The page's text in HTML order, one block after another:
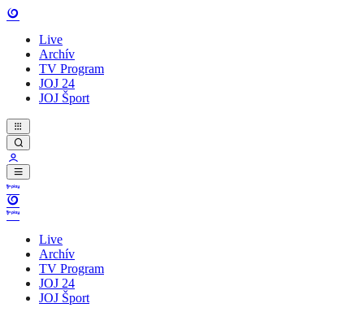
Live
Archív
TV Program
JOJ 24
JOJ Šport
Live
Archív
TV Program
JOJ 24
JOJ Šport